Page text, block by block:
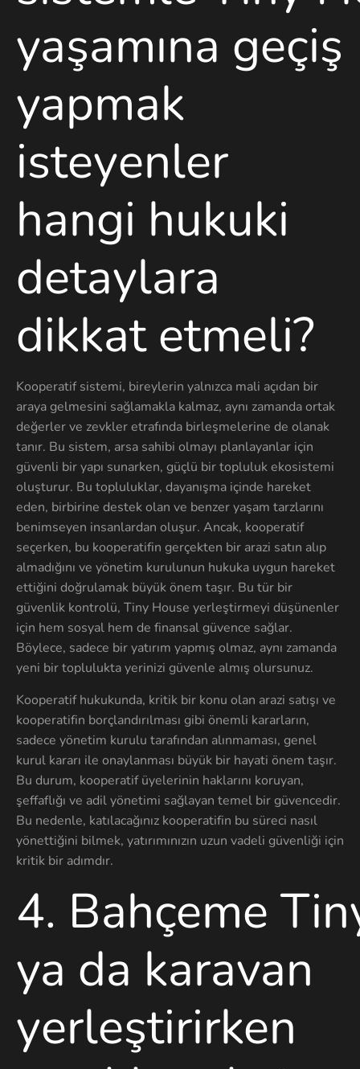
yaşamına geçiş
yapmak
isteyenler
hangi hukuki
detaylara
dikkat etmeli?
Kooperatif sistemi, bireylerin yalnızca mali açıdan bir
araya gelmesini sağlamakla kalmaz, aynı zamanda ortak
değerler ve zevkler etrafında birleşmelerine de olanak
tanır. Bu sistem, arsa sahibi olmayı planlayanlar için
güvenli bir yapı sunarken, güçlü bir topluluk ekosistemi
oluşturur. Bu topluluklar, dayanışma içinde hareket
eden, birbirine destek olan ve benzer yaşam tarzlarını
benimseyen insanlardan oluşur. Ancak, kooperatif
seçerken, bu kooperatifin gerçekten bir arazi satın alıp
almadığını ve yönetim kurulunun hukuka uygun hareket
ettiğini doğrulamak büyük önem taşır. Bu tür bir
güvenlik kontrolü, Tiny House yerleştirmeyi düşünenler
için hem sosyal hem de finansal güvence sağlar.
Böylece, sadece bir yatırım yapmış olmaz, aynı zamanda
yeni bir toplulukta yerinizi güvenle almış olursunuz.
Kooperatif hukukunda, kritik bir konu olan arazi satışı ve
kooperatifin borçlandırılması gibi önemli kararların,
sadece yönetim kurulu tarafından alınmaması, genel
kurul kararı ile onaylanması büyük bir hayati önem taşır.
Bu durum, kooperatif üyelerinin haklarını koruyan,
şeffaflığı ve adil yönetimi sağlayan temel bir güvencedir.
Bu nedenle, katılacağınız kooperatifin bu süreci nasıl
yönettiğini bilmek, yatırımınızın uzun vadeli güvenliği için
kritik bir adımdır.
4. Bahçeme
ya da karavan
yerleştirirken